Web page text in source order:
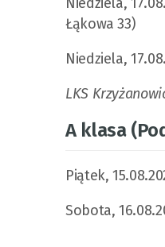
Łąkowa 33)
Niedziela,
LKS
A klasa
Piątek,
Sobota,